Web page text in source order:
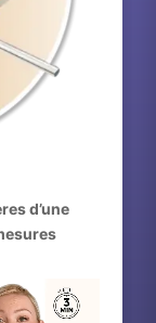
d’une